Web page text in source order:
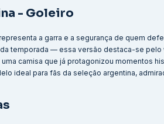
- Goleiro
a garra e a segurança de quem
temporada — essa versão destaca-se
camisa que já protagonizou momentos
ideal para fãs da seleção argentina,